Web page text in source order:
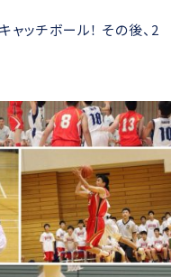
ャッチボール！ その後、2